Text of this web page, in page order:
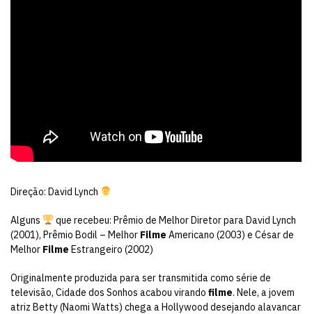
Direção: David Lynch
Alguns
que recebeu: Prêmio de Melhor Diretor para David Lynch
(2001), Prêmio Bodil – Melhor Filme Americano (2003) e César de
Melhor Filme Estrangeiro (2002)
Originalmente produzida para ser transmitida como série de
televisão, Cidade dos Sonhos acabou virando filme. Nele, a jovem
atriz Betty (Naomi Watts) chega a Hollywood desejando alavancar